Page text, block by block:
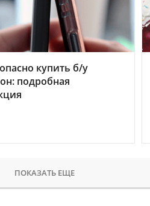
купить б/у
подробная
ПОКАЗАТЬ ЕЩЕ